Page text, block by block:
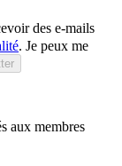
des e-mails
. Je peux me
aux membres